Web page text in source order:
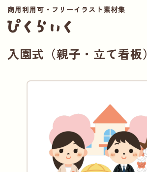
商用利用可・フリーイラスト素材集
入園式（親子・立て看板）